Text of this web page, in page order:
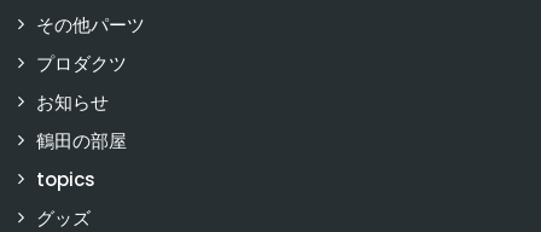
その他パーツ
プロダクツ
お知らせ
鶴田の部屋
topics
グッズ